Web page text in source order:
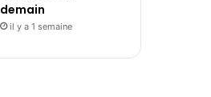
demain
il y a 1 semaine